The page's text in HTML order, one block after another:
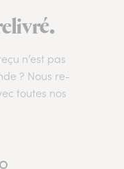
n’est pas
? Nous re-
toutes nos